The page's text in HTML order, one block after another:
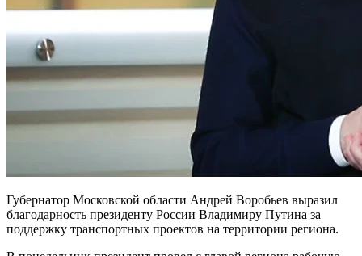
Губернатор Московской области Андрей Воробьев выразил
благодарность президенту России Владимиру Путина за
поддержку транспортных проектов на территории региона.